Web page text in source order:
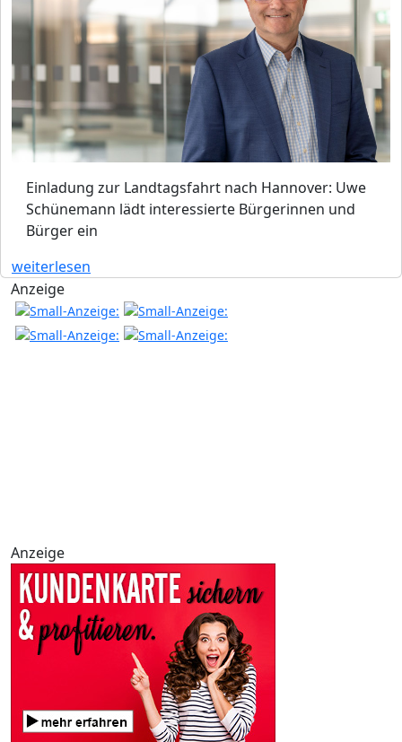
Einladung zur Landtagsfahrt nach Hannover: Uwe
Schünemann lädt interessierte Bürgerinnen und
Bürger ein
weiterlesen
Anzeige
Anzeige